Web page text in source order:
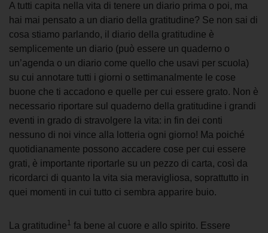
A tutti capita nella vita di tenere un diario prima o poi, ma
hai mai pensato a un diario della gratitudine? Se non sai di
cosa stiamo parlando, il diario della gratitudine è
semplicemente un diario (può essere un quaderno o
un’agenda o un diario come quello che usavi per scuola)
su cui annotare tutti i giorni o settimanalmente le cose
buone che ti accadono e quelle per cui essere grato. Non è
necessario riportare sul quaderno della gratitudine i grandi
eventi in grado di stravolgere la vita: in fin dei conti
nessuno di noi vince alla lotteria ogni giorno! Ma poiché
quotidianamente possono accadere cose per cui essere
grati, è importante riportarle su un pezzo di carta, così da
ricordarci di quanto la vita sia meravigliosa, soprattutto in
quei momenti in cui tutto ci sembra apparire buio.
La gratitudine1 fa bene al cuore e allo spirito. Essere